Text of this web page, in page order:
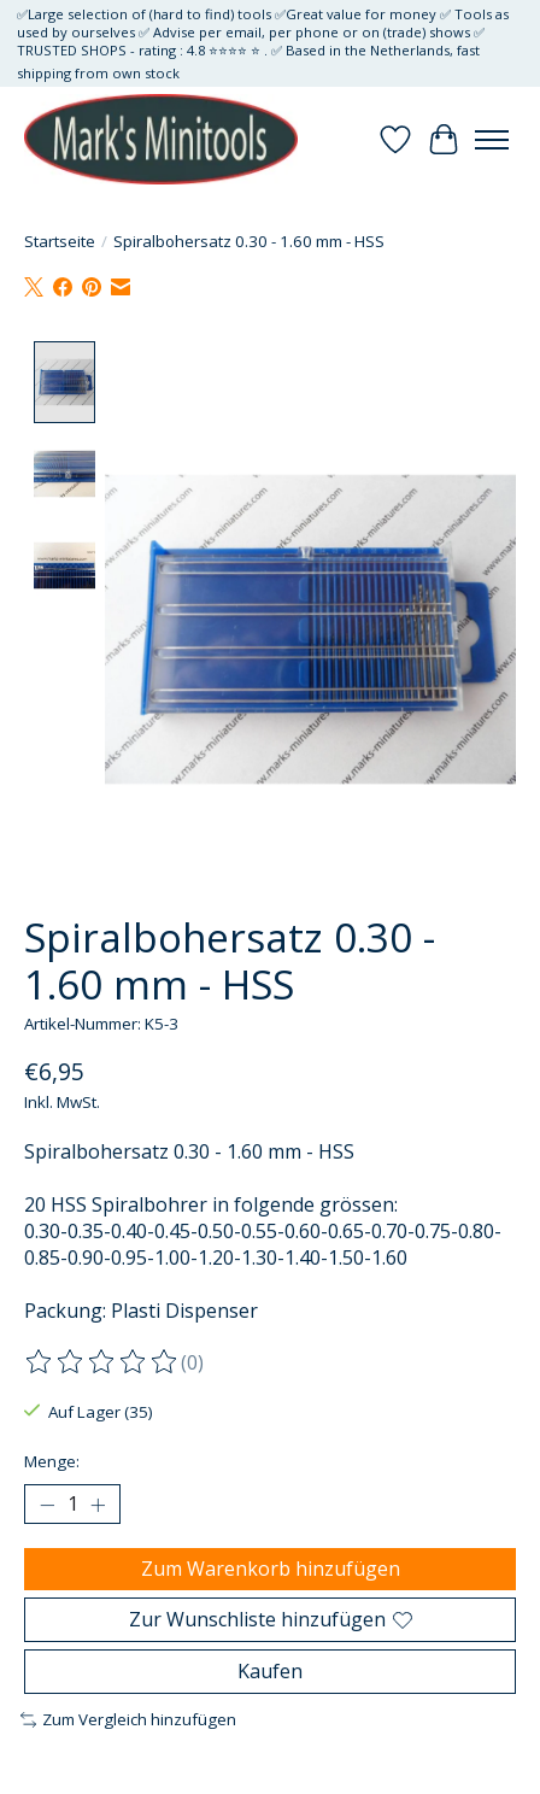
✅Large selection of (hard to find) tools ✅Great value for money ✅ Tools as
used by ourselves ✅ Advise per email, per phone or on (trade) shows ✅
TRUSTED SHOPS - rating : 4.8 ⭐⭐⭐⭐ ⭐ . ✅ Based in the Netherlands, fast
shipping from own stock
Wunschzettel
Ihr
Startseite / Spiralbohersatz 0.30 - 1.60 mm - HSS
Spiralbohersatz 0.30 -
1.60 mm - HSS
Artikel-Nummer: K5-3
€6,95
Inkl. MwSt.
Spiralbohersatz 0.30 - 1.60 mm - HSS
20 HSS Spiralbohrer in folgende grössen:
0.30-0.35-0.40-0.45-0.50-0.55-0.60-0.65-0.70-0.75-0.80-
0.85-0.90-0.95-1.00-1.20-1.30-1.40-1.50-1.60
Packung: Plasti Dispenser
Die Bewertung dieses Produkts ist
(0)
Auf Lager (35)
Menge:
Zum Warenkorb hinzufügen
Zur Wunschliste hinzufügen
Kaufen
Zum Vergleich hinzufügen